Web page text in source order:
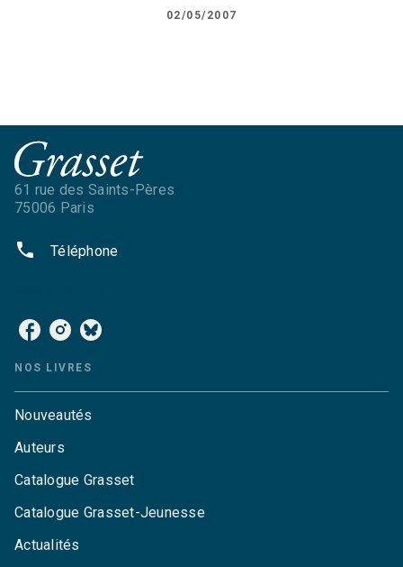
02/05/2007
61 rue des Saints-Pères
75006 Paris
phone Téléphone
NOS LIVRES
Nouveautés
Auteurs
Catalogue Grasset
Catalogue Grasset-Jeunesse
Actualités